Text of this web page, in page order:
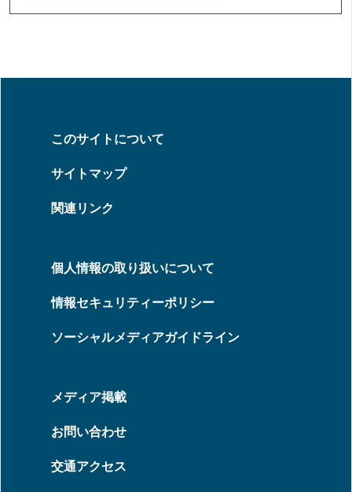
このサイトについて
サイトマップ
関連リンク
個人情報の取り扱いについて
情報セキュリティーポリシー
ソーシャルメディアガイドライン
メディア掲載
お問い合わせ
交通アクセス